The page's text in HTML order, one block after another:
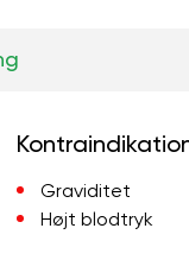
Graviditet
Højt blodtryk